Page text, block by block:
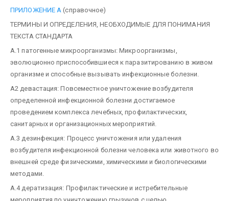
ПРИЛОЖЕНИЕ A(справочное)
ТЕРМИНЫ И ОПРЕДЕЛЕНИЯ, НЕОБХОДИМЫЕ ДЛЯ ПОНИМАНИЯ
ТЕКСТА СТАНДАРТА
А.1 патогенные микроорганизмы: Микроорганизмы,
эволюционно приспособившиеся к паразитированию в живом
организме и способные вызывать инфекционные болезни.
А2 девастация: Повсеместное уничтожение возбудителя
определенной инфекционной болезни достигаемое
проведением комплекса лечебных, профилактических,
санитарных и организационных мероприятий.
А.3 дезинфекция: Процесс уничтожения или удаления
возбудителя инфекционной болезни человека или животного во
внешней среде физическими, химическими и биологическими
методами.
А.4 дератизация: Профилактические и истребительные
мероприятия по уничтожению грызунов с целью